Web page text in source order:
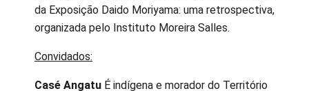
da Exposição Daido Moriyama: uma retrospectiva,
organizada pelo Instituto Moreira Salles.
Convidados:
Casé Angatu É indígena e morador do Território